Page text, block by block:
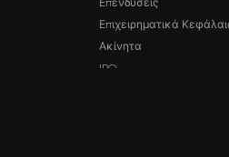
Επενδύσεις
Επιχειρηματικά
Ακίνητα
IPO